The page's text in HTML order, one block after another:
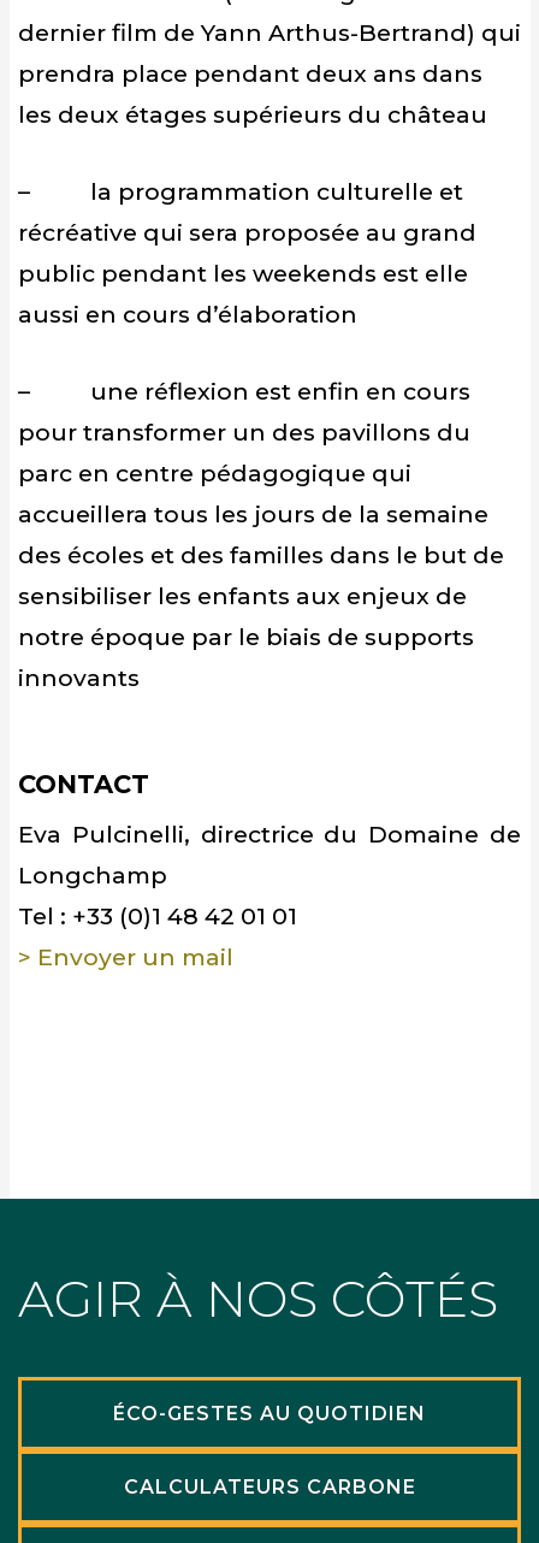
dernier film de Yann Arthus-Bertrand) qui
prendra place pendant deux ans dans
les deux étages supérieurs du château
– la programmation culturelle et
récréative qui sera proposée au grand
public pendant les weekends est elle
aussi en cours d’élaboration
– une réflexion est enfin en cours
pour transformer un des pavillons du
parc en centre pédagogique qui
accueillera tous les jours de la semaine
des écoles et des familles dans le but de
sensibiliser les enfants aux enjeux de
notre époque par le biais de supports
innovants
CONTACT
Eva Pulcinelli, directrice du Domaine de
Longchamp
Tel : +33 (0)1 48 42 01 01
> Envoyer un mail
AGIR À NOS CÔTÉS
ÉCO-GESTES AU QUOTIDIEN
CALCULATEURS CARBONE